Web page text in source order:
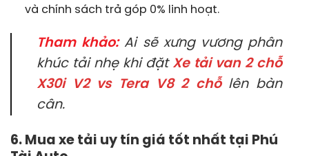
và chính sách trả góp 0% linh hoạt.
Tham khảo:Ai sẽ xưng vương phân
khúc tải nhẹ khi đặt Xe tải van 2 chỗ
X30i V2 vs Tera V8 2 chỗlên bàn
cân.
6. Mua xe tải uy tín giá tốt nhất tại Phú